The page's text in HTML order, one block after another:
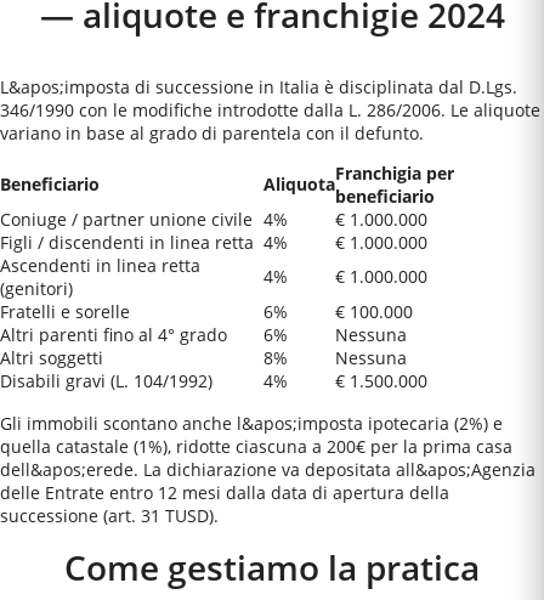
— aliquote e franchigie 2024
L&apos;imposta di successione in Italia è disciplinata dal D.Lgs.
346/1990 con le modifiche introdotte dalla L. 286/2006. Le aliquote
variano in base al grado di parentela con il defunto.
Beneficiario AliquotaFranchigia per
beneficiario
Coniuge / partner unione civile 4%
€ 1.000.000
Figli / discendenti in linea retta 4%
€ 1.000.000
Ascendenti in linea retta
(genitori)
4%
€ 1.000.000
Fratelli e sorelle
6%
€ 100.000
Altri parenti fino al 4° grado
6%
Nessuna
Altri soggetti
8%
Nessuna
Disabili gravi (L. 104/1992)
4%
€ 1.500.000
Gli immobili scontano anche l&apos;imposta ipotecaria (2%) e
quella catastale (1%), ridotte ciascuna a 200€ per la prima casa
dell&apos;erede. La dichiarazione va depositata all&apos;Agenzia
delle Entrate entro 12 mesi dalla data di apertura della
successione (art. 31 TUSD).
Come gestiamo la pratica